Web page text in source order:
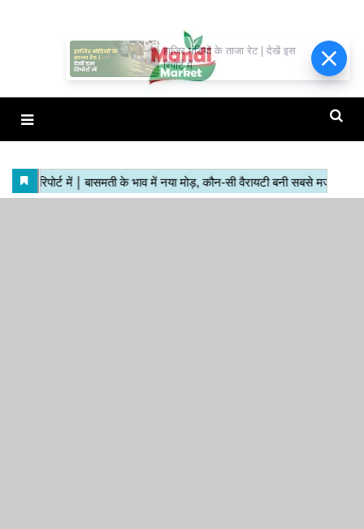
हाजिर मंडियों के ताजा रेट | देखें इस
रिपोर्ट में